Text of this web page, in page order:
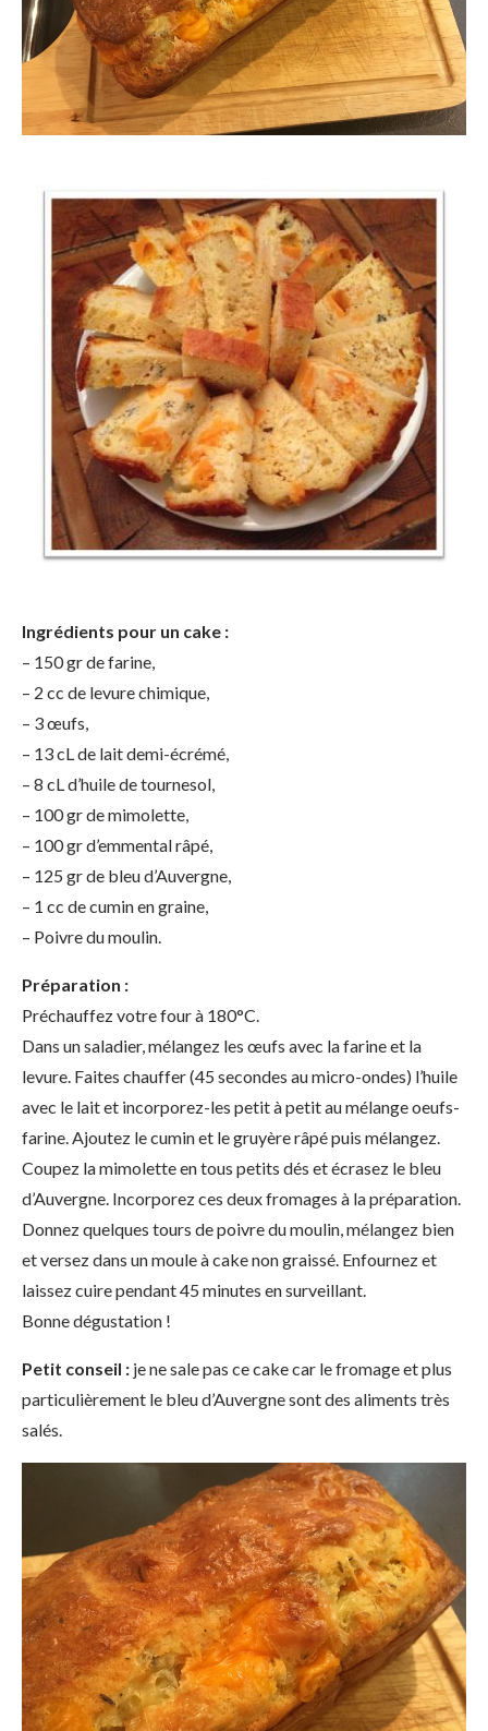
Ingrédients pour un cake :
– 150 gr de farine,
– 2 cc de levure chimique,
– 3 œufs,
– 13 cL de lait demi-écrémé,
– 8 cL d’huile de tournesol,
– 100 gr de mimolette,
– 100 gr d’emmental râpé,
– 125 gr de bleu d’Auvergne,
– 1 cc de cumin en graine,
– Poivre du moulin.
Préparation :
Préchauffez votre four à 180°C.
Dans un saladier, mélangez les œufs avec la farine et la
levure. Faites chauffer (45 secondes au micro-ondes) l’huile
avec le lait et incorporez-les petit à petit au mélange oeufs-
farine. Ajoutez le cumin et le gruyère râpé puis mélangez.
Coupez la mimolette en tous petits dés et écrasez le bleu
d’Auvergne. Incorporez ces deux fromages à la préparation.
Donnez quelques tours de poivre du moulin, mélangez bien
et versez dans un moule à cake non graissé. Enfournez et
laissez cuire pendant 45 minutes en surveillant.
Bonne dégustation !
Petit conseil : je ne sale pas ce cake car le fromage et plus
particulièrement le bleu d’Auvergne sont des aliments très
salés.